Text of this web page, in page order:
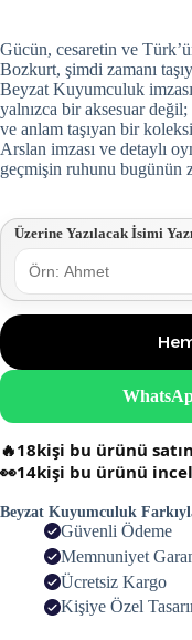
Gücün, cesaretin ve
Bozkurt, şimdi zamanı
Beyzat Kuyumculuk
yalnızca bir aksesuar
ve anlam taşıyan bir
Arslan imzası ve detaylı
geçmişin ruhunu bugünün
Üzerine Yazılacak İsimi
🔥18kişi bu ürünü
👀14kişi bu ürünü
Beyzat Kuyumculuk
Güvenli Ödeme
Memnuniyet
Ücretsiz Kargo
Kişiye Özel